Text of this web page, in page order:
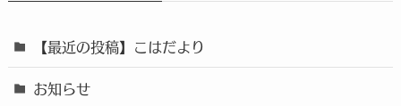
【最近の投稿】こはだより
お知らせ